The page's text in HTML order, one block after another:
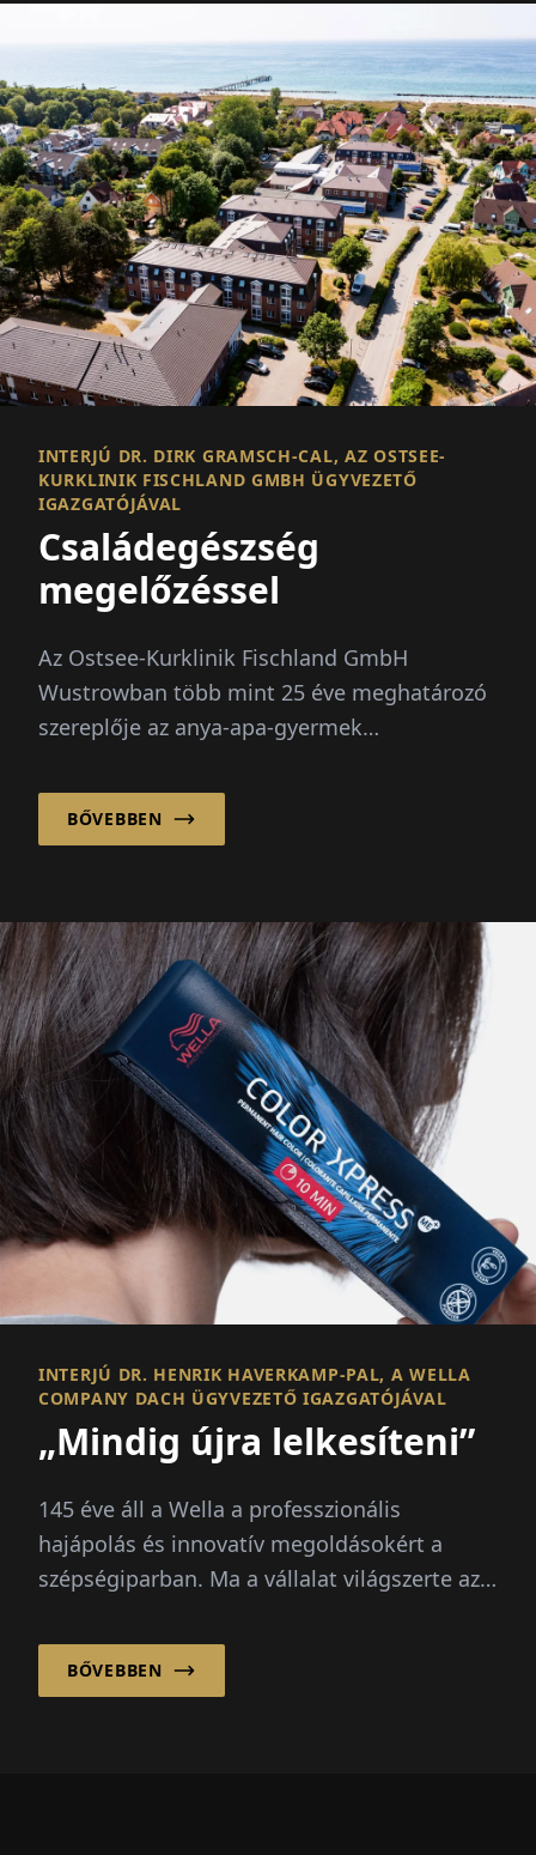
INTERJÚ DR. DIRK GRAMSCH-CAL, AZ OSTSEE-
KURKLINIK FISCHLAND GMBH ÜGYVEZETŐ
IGAZGATÓJÁVAL
Családegészség
megelőzéssel
Az Ostsee-Kurklinik Fischland GmbH
Wustrowban több mint 25 éve meghatározó
szereplője az anya-apa-gyermek
BŐVEBBEN
INTERJÚ DR. HENRIK HAVERKAMP-PAL, A WELLA
COMPANY DACH ÜGYVEZETŐ IGAZGATÓJÁVAL
„Mindig újra lelkesíteni”
145 éve áll a Wella a professzionális
hajápolás és innovatív megoldásokért a
szépségiparban. Ma a vállalat világszerte az
BŐVEBBEN